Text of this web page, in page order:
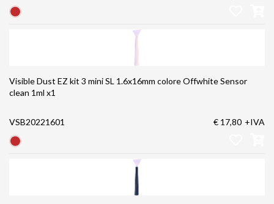
Visible Dust EZ kit 3 mini SL 1.6x16mm colore Offwhite Sensor
clean 1ml x1
VSB20221601 € 17,80 +IVA